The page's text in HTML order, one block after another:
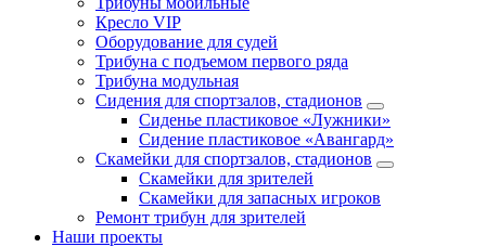
Кресло VIP
Оборудование для судей
Трибуна с подъемом первого ряда
Трибуна модульная
Сидения для спортзалов, стадионов
Сиденье пластиковое «Лужники»
Сидение пластиковое «Авангард»
Скамейки для спортзалов, стадионов
Скамейки для зрителей
Скамейки для запасных игроков
Ремонт трибун для зрителей
Наши проекты